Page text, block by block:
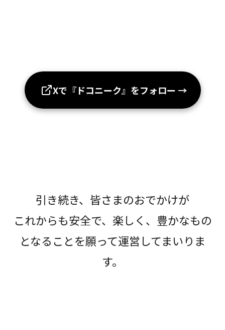
Xで『ドコニーク』をフォロー →
引き続き、皆さまのおでかけが
これからも安全で、楽しく、豊かなもの
となることを願って運営してまいりま
す。